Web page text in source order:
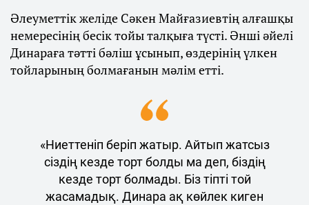
Әлеуметтік желіде Сәкен Майғазиевтің алғашқы
немересінің бесік тойы талқыға түсті. Әнші әйелі
Динараға тәтті бәліш ұсынып, өздерінің үлкен
тойларының болмағанын мәлім етті.
«Ниеттеніп беріп жатыр. Айтып жатсыз
сіздің кезде торт болды ма деп, біздің
кезде торт болмады. Біз тіпті той
жасамадық. Динара ақ көйлек киген